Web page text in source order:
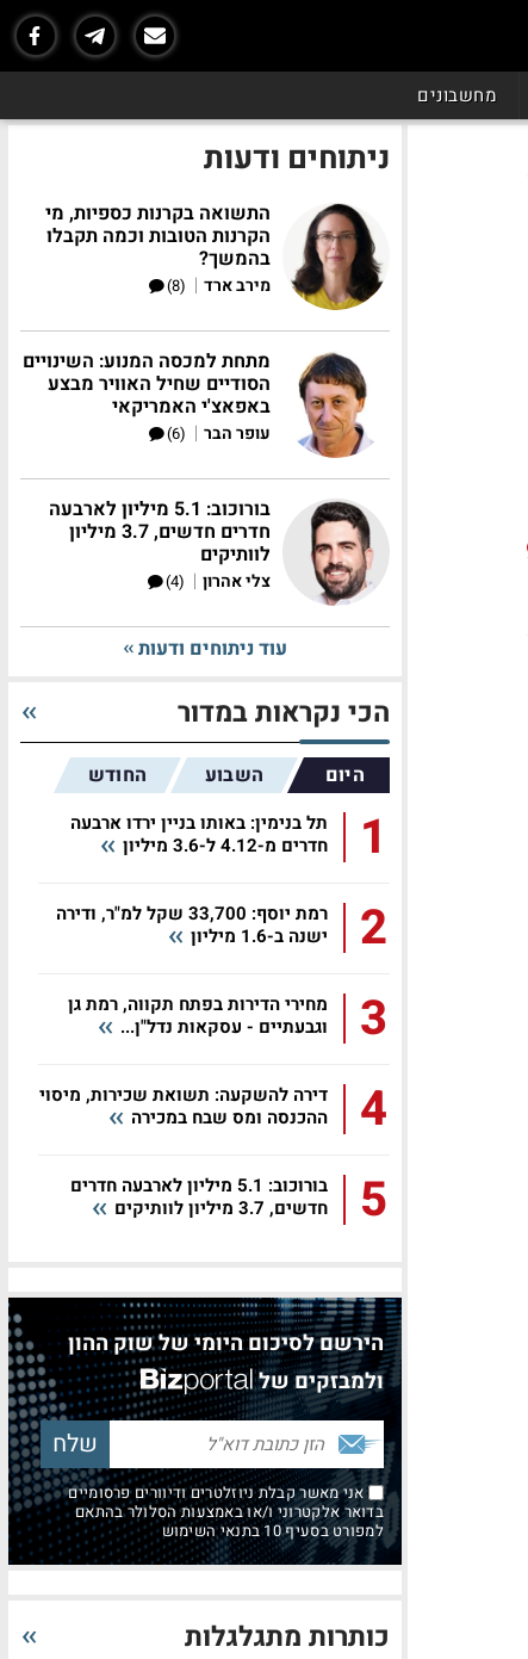
מחשבונים
ניתוחים ודעות
התשואה בקרנות כספיות, מי
הקרנות הטובות וכמה תקבלו
בהמשך?
מירב ארד |
(8)
מתחת למכסה המנוע: השינויים
הסודיים שחיל האוויר מבצע
באפאצ'י האמריקאי
עופר הבר |
(6)
בורוכוב: 5.1 מיליון לארבעה
חדרים חדשים, 3.7 מיליון
לוותיקים
צלי אהרון |
(4)
עוד ניתוחים ודעות
הכי נקראות במדור
היום השבוע החודש
1
תל בנימין: באותו בניין ירדו ארבעה
חדרים מ-4.12 ל-3.6 מיליון
2
רמת יוסף: 33,700 שקל למ"ר, ודירה
ישנה ב-1.6 מיליון
3
מחירי הדירות בפתח תקווה, רמת גן
וגבעתיים - עסקאות נדל"ן...
4
דירה להשקעה: תשואת שכירות, מיסוי
ההכנסה ומס שבח במכירה
5
בורוכוב: 5.1 מיליון לארבעה חדרים
חדשים, 3.7 מיליון לוותיקים
הירשם לסיכום היומי של שוק ההון
ולמבזקים של
אני מאשר קבלת ניוזלטרים ודיוורים פרסומיים
בדואר אלקטרוני ו/או באמצעות הסלולר בהתאם
למפורט בסעיף 10 בתנאי השימוש
כותרות מתגלגלות